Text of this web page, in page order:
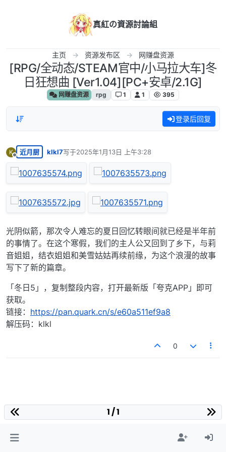
真紅の資源討論組
主页 资源发布区 网赚盘资源
[RPG/全动态/STEAM官中/小马拉大车]冬
日狂想曲 [Ver1.04][PC+安卓/2.1G]
网赚盘资源 rpg 1 1 395
登录后回复
K
离线
近月厨 klkl7写于2025年1月13日 上午3:28
最后由 编辑
光阴似箭，那次令人难忘的夏日回忆转眼间就已经是半年前
的事情了。在这个寒假，我们的主人公又回到了乡下，与莉
音姐姐，结衣姐姐和美雪姑姑再续前缘，为这个浪漫的故事
写下了新的篇章。
「冬日5」，复制整段内容，打开最新版「夸克APP」即可
获取。
链接： https://pan.quark.cn/s/e60a511ef9a8
解压码：klkl
0
1 / 1